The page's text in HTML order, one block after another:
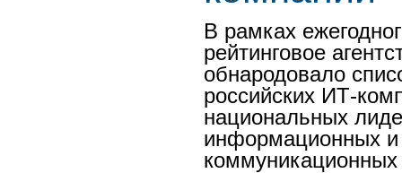
В рамках
рейтинговое
обнародовало
российских ИТ-
национальных
информационных и
коммуникационных